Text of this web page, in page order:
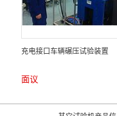
充电接口车辆碾压试验装置
面议